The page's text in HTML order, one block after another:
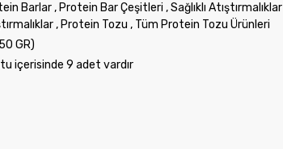
Barlar, Protein Bar Çeşitleri,Sağlıklı Atıştırmalıklar
, Protein Tozu , Tüm Protein Tozu Ürünleri
GR)
içerisinde 9 adet vardır